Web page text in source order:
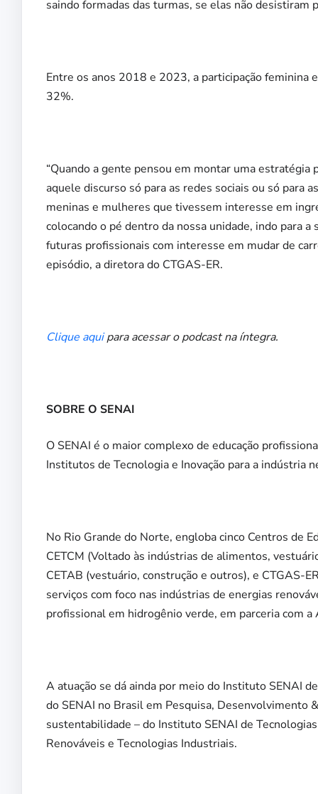
saindo formadas das turmas, se elas não desistiram
Entre os anos 2018 e 2023, a participação feminina
32%.
“Quando a gente pensou em montar uma
aquele discurso só para as redes sociais ou só para
meninas e mulheres que tivessem interesse em
colocando o pé dentro da nossa unidade, indo para
futuras profissionais com interesse em mudar de
episódio, a diretora do CTGAS-ER.
Clique aquipara acessar o podcast na íntegra.
SOBRE O SENAI
O SENAI é o maior complexo de educação
Institutos de Tecnologia e Inovação para a indústria
No Rio Grande do Norte, engloba cinco Centros de
CETCM (Voltado às indústrias de alimentos,
CETAB (vestuário, construção e outros), e CTGAS-
serviços com foco nas indústrias de energias
profissional em hidrogênio verde, em parceria com a
A atuação se dá ainda por meio do Instituto SENAI
do SENAI no Brasil em Pesquisa, Desenvolvimento
sustentabilidade – do Instituto SENAI de
Renováveis e Tecnologias Industriais.